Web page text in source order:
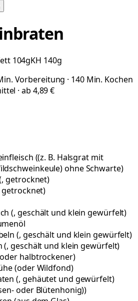
104gKH 140g
Vorbereitung · 140 Min. Kochen
· ab 4,89 €
((z. B. Halsgrat mit
ohne Schwarte)
, getrocknet)
getrocknet)
(, geschält und klein gewürfelt)
(, geschält und klein gewürfelt)
(, geschält und klein gewürfelt)
oder halbtrockener)
(oder Wildfond)
(, gehäutet und gewürfelt)
oder Blütenhonig))